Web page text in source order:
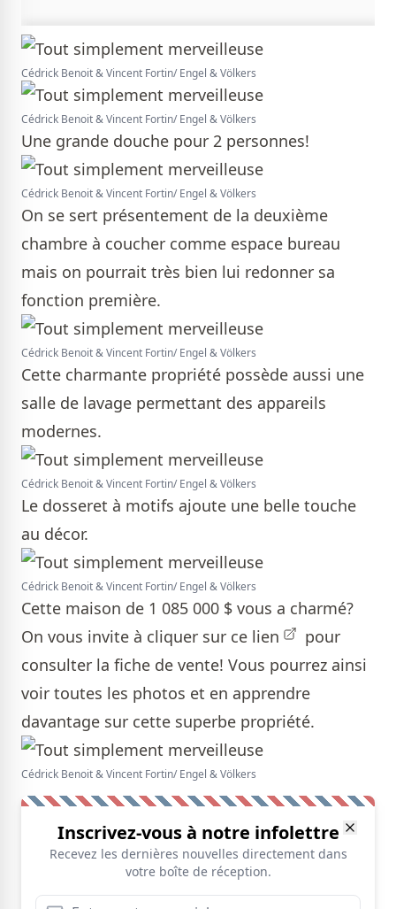
Cédrick Benoit & Vincent Fortin/ Engel & Völkers
Cédrick Benoit & Vincent Fortin/ Engel & Völkers
Une grande douche pour 2 personnes!
Cédrick Benoit & Vincent Fortin/ Engel & Völkers
On se sert présentement de la deuxième
chambre à coucher comme espace bureau
mais on pourrait très bien lui redonner sa
fonction première.
Cédrick Benoit & Vincent Fortin/ Engel & Völkers
Cette charmante propriété possède aussi une
salle de lavage permettant des appareils
modernes.
Cédrick Benoit & Vincent Fortin/ Engel & Völkers
Le dosseret à motifs ajoute une belle touche
au décor.
Cédrick Benoit & Vincent Fortin/ Engel & Völkers
Cette maison de 1 085 000 $ vous a charmé?
On vous invite à cliquer sur ce lien
pour
consulter la fiche de vente! Vous pourrez ainsi
voir toutes les photos et en apprendre
davantage sur cette superbe propriété.
Cédrick Benoit & Vincent Fortin/ Engel & Völkers
Inscrivez-vous à notre infolettre
Recevez les dernières nouvelles directement dans
votre boîte de réception.